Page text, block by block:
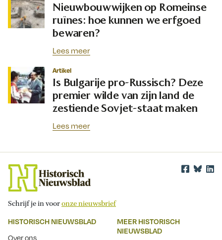
Nieuwbouwwijken op Romeinse
ruïnes: hoe kunnen we erfgoed
bewaren?
Lees meer
Artikel
Is Bulgarije pro-Russisch? Deze
premier wilde van zijn land de
zestiende Sovjet-staat maken
Lees meer
Schrijf je in vooronze nieuwsbrief
HISTORISCH NIEUWSBLAD
Over ons
MEER HISTORISCH
NIEUWSBLAD